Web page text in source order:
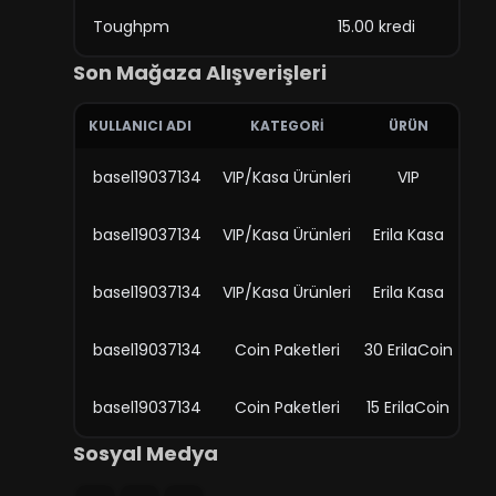
Toughpm 15.00 kredi
Son Mağaza Alışverişleri
KULLANICI ADI KATEGORI ÜRÜN
basel19037134 VIP/Kasa Ürünleri VIP
basel19037134 VIP/Kasa Ürünleri Erila Kasa
basel19037134 VIP/Kasa Ürünleri Erila Kasa
basel19037134 Coin Paketleri 30 ErilaCoin
basel19037134 Coin Paketleri 15 ErilaCoin
Sosyal Medya